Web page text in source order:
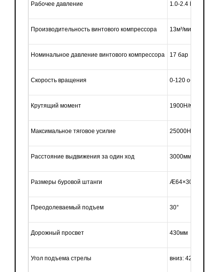
Рабочее давление 1.0-2.4 МПа
Производительность винтового компрессора 13м³/мин
Номинальное давление винтового компрессора 17 бар
Скорость вращения 0-120 об/мин
Крутящий момент 1900Н/м
Максимальное тяговое усилие 25000Н
Расстояние выдвижения за один ход 3000мм
Размеры буровой штанги Æ64×3000мм
Преодолеваемый подъем 30°
Дорожный просвет 430мм
Угол подъема стрелы вниз: 42°; вверх: